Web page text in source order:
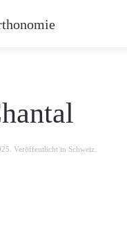
. Veröffentlicht in Schweiz